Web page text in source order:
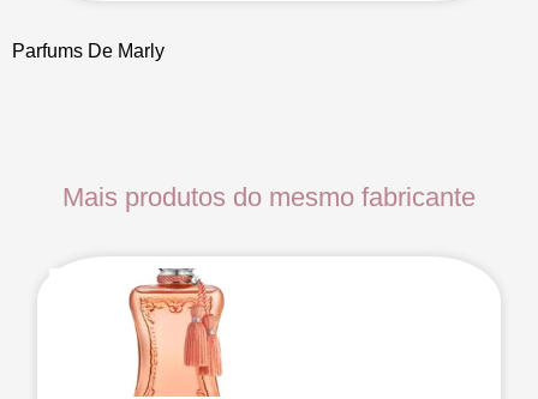
Parfums De Marly
Mais produtos do mesmo fabricante